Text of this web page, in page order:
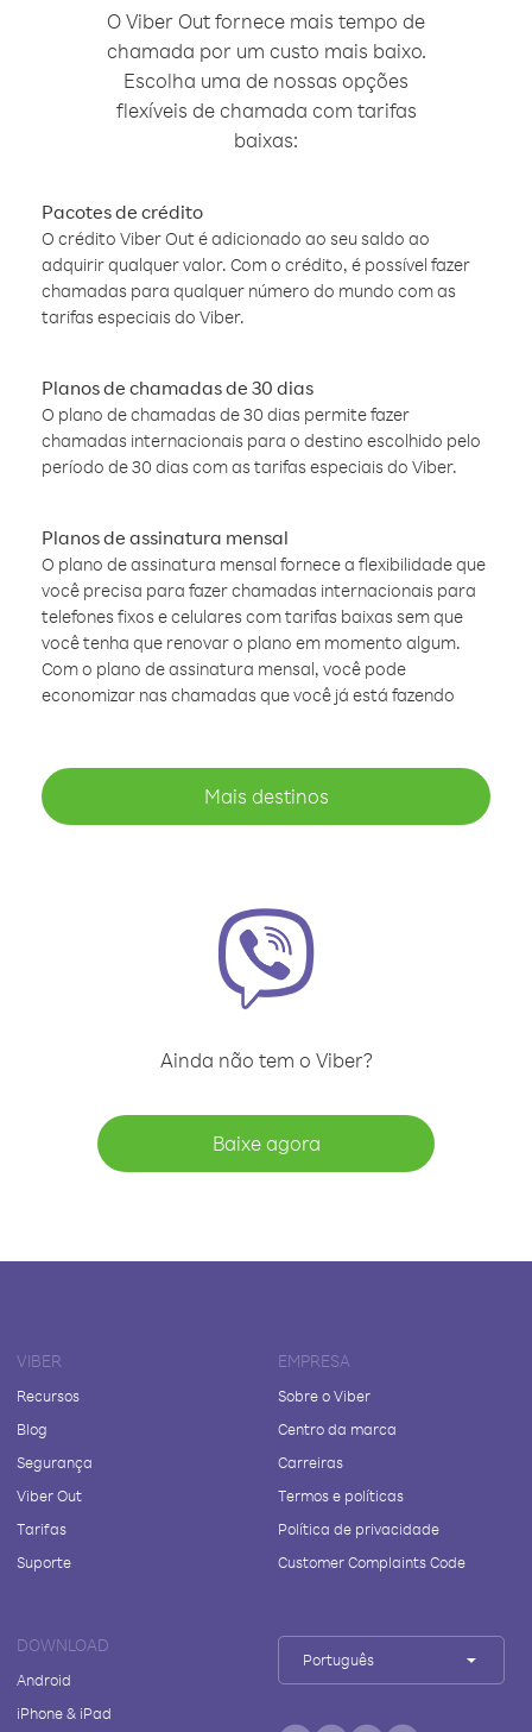
O Viber Out fornece mais tempo de
chamada por um custo mais baixo.
Escolha uma de nossas opções
flexíveis de chamada com tarifas
baixas:
Pacotes de crédito
O crédito Viber Out é adicionado ao seu saldo ao
adquirir qualquer valor. Com o crédito, é possível fazer
chamadas para qualquer número do mundo com as
tarifas especiais do Viber.
Planos de chamadas de 30 dias
O plano de chamadas de 30 dias permite fazer
chamadas internacionais para o destino escolhido pelo
período de 30 dias com as tarifas especiais do Viber.
Planos de assinatura mensal
O plano de assinatura mensal fornece a flexibilidade que
você precisa para fazer chamadas internacionais para
telefones fixos e celulares com tarifas baixas sem que
você tenha que renovar o plano em momento algum.
Com o plano de assinatura mensal, você pode
economizar nas chamadas que você já está fazendo
Mais destinos
Ainda não tem o Viber?
Baixe agora
VIBER
Recursos
Blog
Segurança
Viber Out
Tarifas
Suporte
EMPRESA
Sobre o Viber
Centro da marca
Carreiras
Termos e políticas
Política de privacidade
Customer Complaints Code
DOWNLOAD
Android
iPhone & iPad
Português